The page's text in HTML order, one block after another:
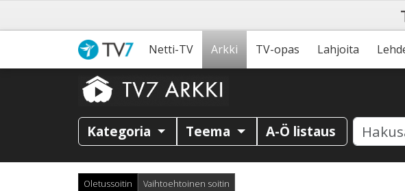
Netti-TV Arkki TV-opas Lahjoita
Kategoria Teema A-Ö listaus
Oletussoitin Vaihtoehtoinen soitin